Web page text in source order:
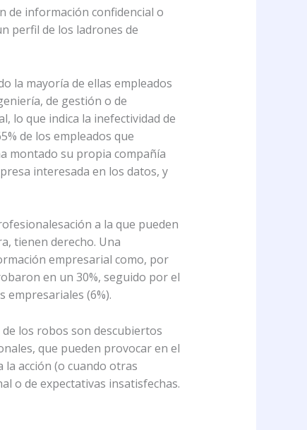
de información confidencial o
perfil de los ladrones de
la mayoría de ellas empleados
de gestión o de
lo que indica la inefectividad de
de los empleados que
montado su propia compañía
interesada en los datos, y
a la que pueden
tienen derecho. Una
empresarial como, por
en un 30%, seguido por el
empresariales (6%).
los robos son descubiertos
que pueden provocar en el
la acción (o cuando otras
o de expectativas insatisfechas.